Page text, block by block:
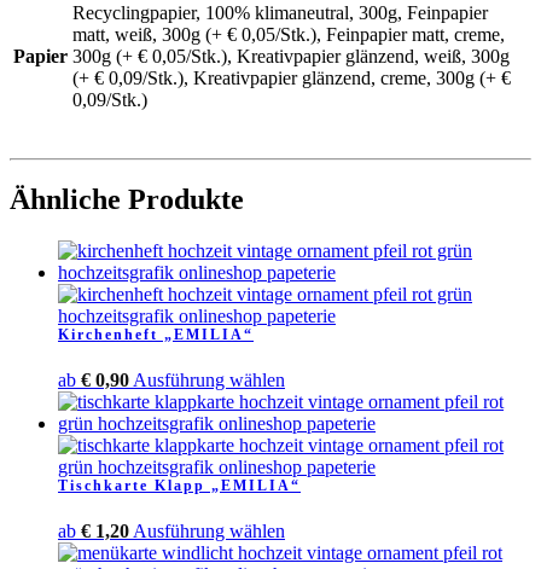
Papier
Recyclingpapier, 100% klimaneutral, 300g, Feinpapier
matt, weiß, 300g (+ € 0,05/Stk.), Feinpapier matt, creme,
300g (+ € 0,05/Stk.), Kreativpapier glänzend, weiß, 300g
(+ € 0,09/Stk.), Kreativpapier glänzend, creme, 300g (+ €
0,09/Stk.)
Ähnliche Produkte
Kirchenheft „EMILIA“
ab € 0,90 Ausführung wählen
Produkt
weist
mehrere
Varianten
auf.
können
Tischkarte Klapp „EMILIA“
ab € 1,20 Ausführung wählen
Produkt